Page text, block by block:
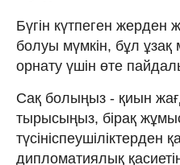
Бүгін күтпеген жерден
болуы мүмкін, бұл ұзақ
орнату үшін өте
Сақ болыңыз - қиын
тырысыңыз, бірақ
түсініспеушіліктерден
дипломатиялық